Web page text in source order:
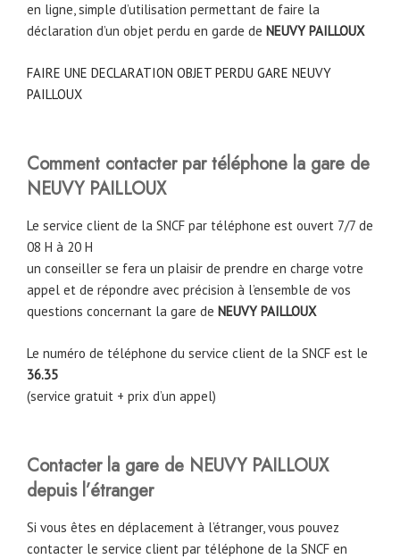
en ligne, simple d’utilisation permettant de faire la
déclaration d’un objet perdu en garde de NEUVY PAILLOUX
FAIRE UNE DECLARATION OBJET PERDU GARE NEUVY
PAILLOUX
Comment contacter par téléphone la gare de
NEUVY PAILLOUX
Le service client de la SNCF par téléphone est ouvert 7/7 de
08 H à 20 H
un conseiller se fera un plaisir de prendre en charge votre
appel et de répondre avec précision à l’ensemble de vos
questions concernant la gare de NEUVY PAILLOUX
Le numéro de téléphone du service client de la SNCF est le
36.35
(service gratuit + prix d’un appel)
Contacter la gare de NEUVY PAILLOUX
depuis l’étranger
Si vous êtes en déplacement à l’étranger, vous pouvez
contacter le service client par téléphone de la SNCF en